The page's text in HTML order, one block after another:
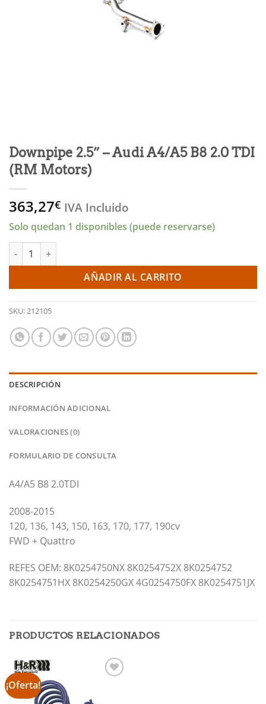
Downpipe 2.5” – Audi A4/A5 B8 2.0 TDI
(RM Motors)
363,27€ IVA Incluido
Solo quedan 1 disponibles (puede reservarse)
Downpipe 2.5'' - Audi A4/A5 B8 2.0 TDI (RM Motors) cantidad
AÑADIR AL CARRITO
SKU:212105
DESCRIPCIÓN
INFORMACIÓN ADICIONAL
VALORACIONES (0)
FORMULARIO DE CONSULTA
A4/A5 B8 2.0TDI
2008-2015
120, 136, 143, 150, 163, 170, 177, 190cv
FWD + Quattro
REFES OEM: 8K0254750NX 8K0254752X 8K0254752
8K0254751HX 8K0254250GX 4G0254750FX 8K0254751JX
PRODUCTOS RELACIONADOS
¡Oferta!